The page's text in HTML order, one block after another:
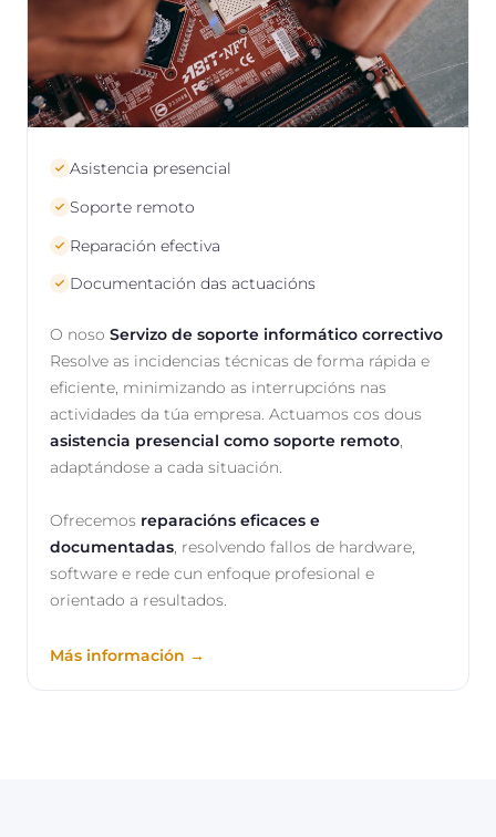
Asistencia presencial
Soporte remoto
Reparación efectiva
Documentación das actuacións
O noso Servizo de soporte informático correctivo
Resolve as incidencias técnicas de forma rápida e
eficiente, minimizando as interrupcións nas
actividades da túa empresa. Actuamos cos dous
asistencia presencial como soporte remoto,
adaptándose a cada situación.
Ofrecemos reparacións eficaces e
documentadas, resolvendo fallos de hardware,
software e rede cun enfoque profesional e
orientado a resultados.
Más información →